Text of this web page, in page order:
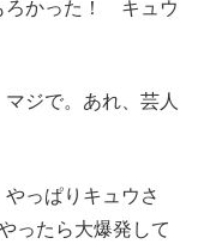
ろかった！ キュウ
ジで。あれ、芸人
やっぱりキュウさ
ったら大爆発して